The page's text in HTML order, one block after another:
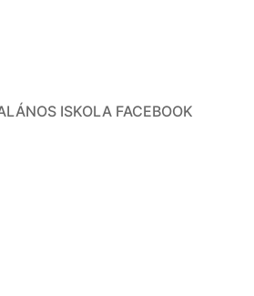
ISKOLA FACEBOOK